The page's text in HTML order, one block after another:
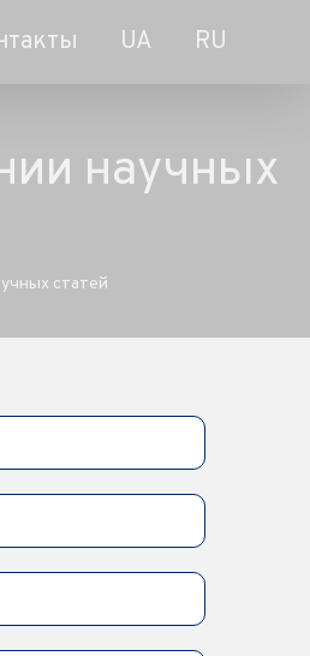
UA RU
научных
статей